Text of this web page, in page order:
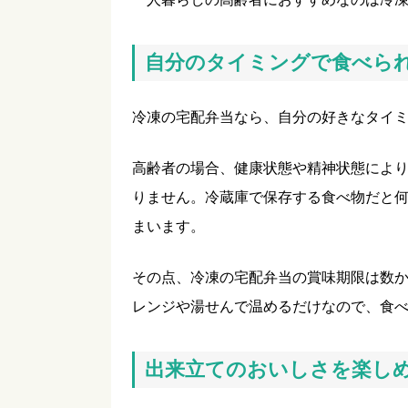
自分のタイミングで食べら
冷凍の宅配弁当なら、自分の好きなタイ
高齢者の場合、健康状態や精神状態によ
りません。冷蔵庫で保存する食べ物だと
まいます。
その点、冷凍の宅配弁当の賞味期限は数
レンジや湯せんで温めるだけなので、食
出来立てのおいしさを楽し